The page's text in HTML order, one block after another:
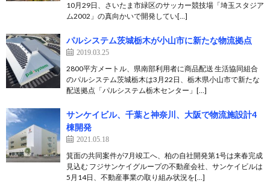
10月29日、さいたま市緑区のサッカー競技場「埼玉スタジア
ム2002」の真向かいで開発してい[…]
パルシステム茨城栃木が小山市に新たな物流拠点
2019.03.25
2800平方メートル、県南部利用者に商品配送 生活協同組合
のパルシステム茨城栃木は3月22日、栃木県小山市で新たな
配送拠点「パルシステム栃木センター」[…]
サンケイビル、千葉と神奈川、大阪で物流施設計4
棟開発
2021.05.18
箕面の共同案件が7月竣工へ、柏の自社開発第1号は来春完成
見込む フジサンケイグループの不動産会社、サンケイビルは
5月14日、不動産事業の取り組み状況を[…]